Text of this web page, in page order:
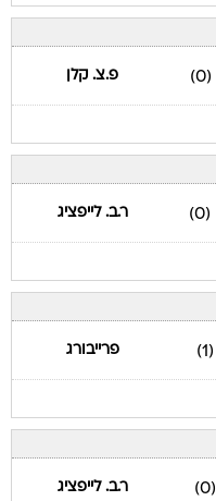
(0) פ.צ. קלן
(0) ר.ב. לייפציג
(1) פרייבורג
(0) ר.ב. לייפציג